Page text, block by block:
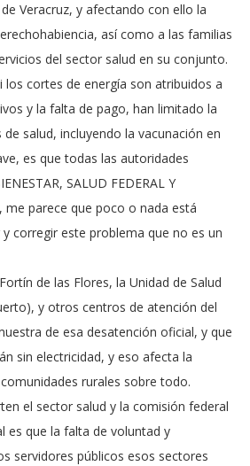
Veracruz, y afectando con ello la
así como a las familias
del sector salud en su conjunto.
los cortes de energía son atribuidos a
y la falta de pago, han limitado la
salud, incluyendo la vacunación en
es que todas las autoridades
SALUD FEDERAL Y
me parece que poco o nada está
corregir este problema que no es un
de las Flores, la Unidad de Salud
y otros centros de atención del
de esa desatención oficial, y que
sin electricidad, y eso afecta la
rurales sobre todo.
el sector salud y la comisión federal
es que la falta de voluntad y
servidores públicos esos sectores